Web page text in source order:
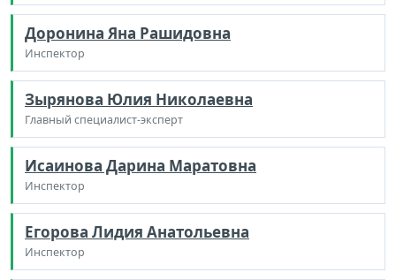
Доронина Яна Рашидовна
Инспектор
Зырянова Юлия Николаевна
Главный специалист-эксперт
Исаинова Дарина Маратовна
Инспектор
Егорова Лидия Анатольевна
Инспектор